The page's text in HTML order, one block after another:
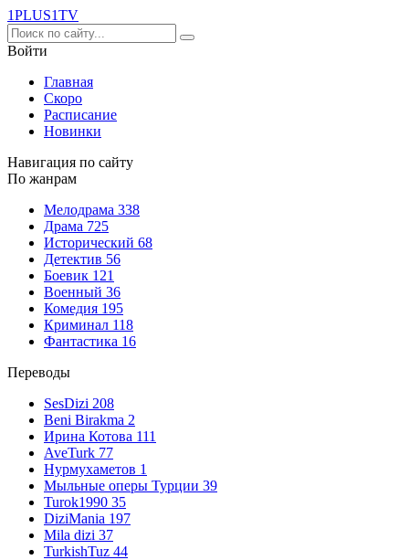
1PLUS1TV
Войти
Главная
Скоро
Расписание
Новинки
Навигация по сайту
По жанрам
Мелодрама 338
Драма 725
Исторический 68
Детектив 56
Боевик 121
Военный 36
Комедия 195
Криминал 118
Фантастика 16
Переводы
SesDizi 208
Beni Birakma 2
Ирина Котова 111
AveTurk 77
Нурмухаметов 1
Мыльные оперы Турции 39
Turok1990 35
DiziMania 197
Mila dizi 37
TurkishTuz 44